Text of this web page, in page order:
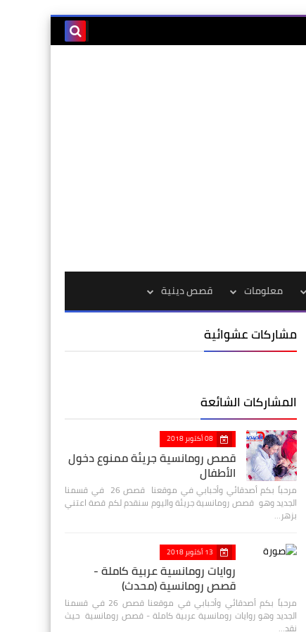
معلومات قصص دينية
مشاركات عشوائية
المشاركات الشائعة
08 أكتوبر 2018
قصص رومانسية جريئة ممنوع دخول
الأطفال
مرحباً بكم أصدقائي وأحبابي في موقعنا قصص 26 في قسمنا
الجديد وهو قصص رومانسية جريئة واليوم سنقدم لكم قصة اعتني
بزهر…
13 أكتوبر 2018
روايات رومانسية عربية كاملة -
قصص رومانسية (محدث)
مرحباً بكم أصدقائي وأحبابي في موقعنا قصص 26 في قسمنا
الجديد وهو روايات رومانسية عربية كاملة - قصص رومانسية حيث
نقد…